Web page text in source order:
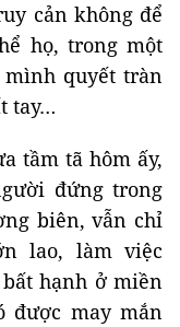
cản không để
họ, trong một
mình quyết tràn
tay…
tầm tã hôm ấy,
đứng trong
biên, vẫn chỉ
lao, làm việc
hạnh ở miền
được may mắn